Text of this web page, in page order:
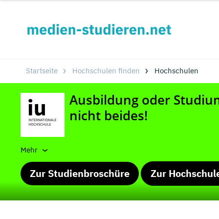
Startseite Hochschulen finden Hochschulen
Mehr
Zur Studienbroschüre Zur